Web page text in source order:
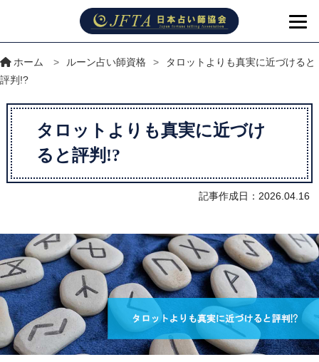
ホーム > ルーン占い師資格 >
タロットよりも真実に近づけると
評判!?
タロットよりも真実に近づけ
ると評判!?
記事作成日：2026.04.16